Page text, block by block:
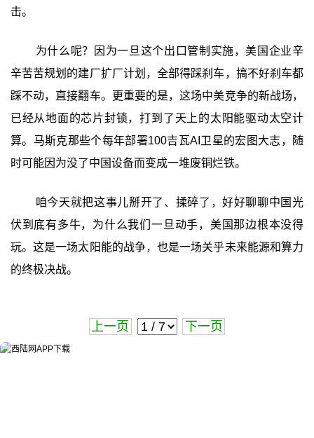
击。
为什么呢？因为一旦这个出口管制实施，美国企业辛
辛苦苦规划的建厂扩厂计划，全部得踩刹车，搞不好刹车都
踩不动，直接翻车。更重要的是，这场中美竞争的新战场，
已经从地面的芯片封锁，打到了天上的太阳能驱动太空计
算。马斯克那些个每年部署100吉瓦AI卫星的宏图大志，随
时可能因为没了中国设备而变成一堆废铜烂铁。
咱今天就把这事儿掰开了、揉碎了，好好聊聊中国光
伏到底有多牛，为什么我们一旦动手，美国那边根本没得
玩。这是一场太阳能的战争，也是一场关乎未来能源和算力
的终极决战。
上一页 下一页